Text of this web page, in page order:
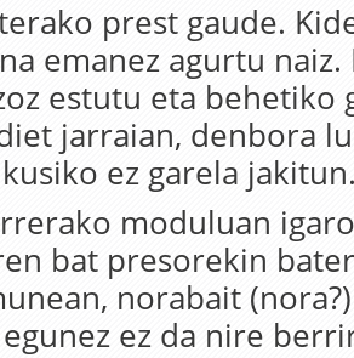
prest gaude.
emanez agurtu naiz.
estutu eta behetiko
jarraian, denbora
ez garela
moduluan
bat presorekin
norabait
ez da nire